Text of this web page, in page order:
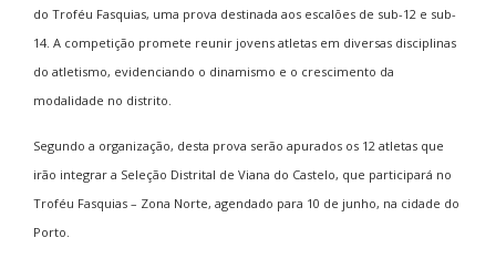
do Troféu Fasquias, uma prova destinada aos escalões de sub-12 e sub-
14. A competição promete reunir jovens atletas em diversas disciplinas
do atletismo, evidenciando o dinamismo e o crescimento da
modalidade no distrito.
Segundo a organização, desta prova serão apurados os 12 atletas que
irão integrar a Seleção Distrital de Viana do Castelo, que participará no
Troféu Fasquias – Zona Norte, agendado para 10 de junho, na cidade do
Porto.